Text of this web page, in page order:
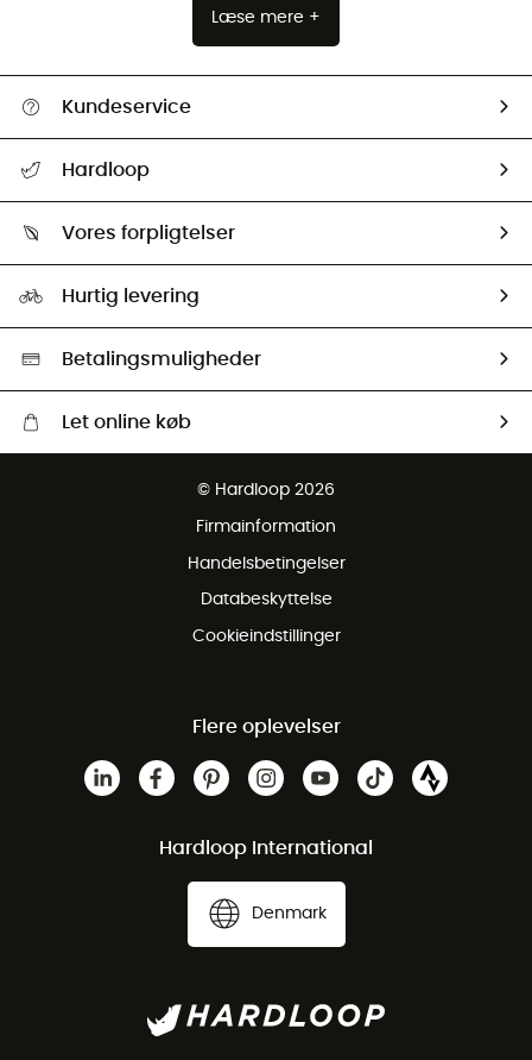
Læse mere +
Kundeservice
Returnering & Tilbagebetaling
Hardloop
Our ambassadors
Vores forpligtelser
Second hand
HardGreen Udvalg
Hurtig levering
Betalingsmuligheder
Let online køb
© Hardloop 2026
Firmainformation
Handelsbetingelser
Databeskyttelse
Cookieindstillinger
Flere oplevelser
Hardloop International
Denmark